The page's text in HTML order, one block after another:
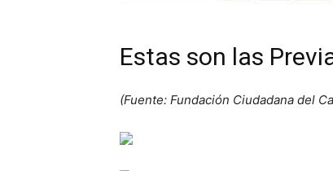
Estas son las
(Fuente: Fundación Ciudadana del